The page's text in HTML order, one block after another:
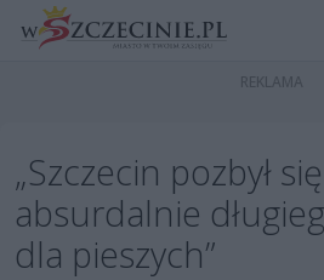
„Szczecin pozbył
absurdalnie
dla pieszych”